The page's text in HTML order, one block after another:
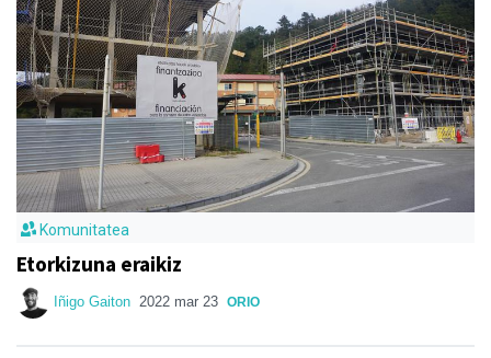
Komunitatea
Etorkizuna eraikiz
Iñigo Gaiton 2022 mar 23 ORIO